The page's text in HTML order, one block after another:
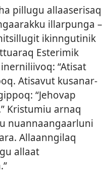
pil­lugu al­laaserisaq
il­lar­punga –
ikin­ngutinik
Esterimik
“Atisat
Atisavut kusanar­
“Jehovap
Kristumiu ar­naq
nuan­naangaarluni
Al­laan­ngilaq
al­laat